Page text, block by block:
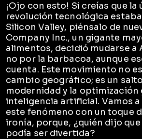
¡Ojo con esto! Si creías que la
revolución tecnológica
Silicon Valley, piénsalo de
Company Inc., un gigante
alimentos, decidió mudarse a
no por la barbacoa, aunque
cuenta. Este movimiento no
cambio geográfico; es un
modernidad y la optimización
inteligencia artificial. Vamos a
este fenómeno con un toque
ironía, porque, ¿quién dijo
podía ser divertida?